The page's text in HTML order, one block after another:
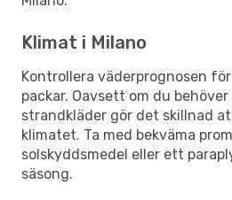
Klimat i Milano
Kontrollera väderprognosen
packar. Oavsett om du
strandkläder gör det skillnad
klimatet. Ta med bekväma
solskyddsmedel eller ett
säsong.